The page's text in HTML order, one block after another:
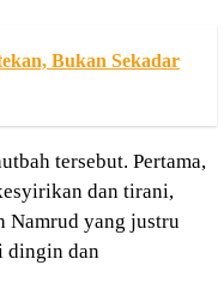
Bukan Sekadar
tersebut. Pertama,
dan tirani,
Namrud yang justru
dingin dan